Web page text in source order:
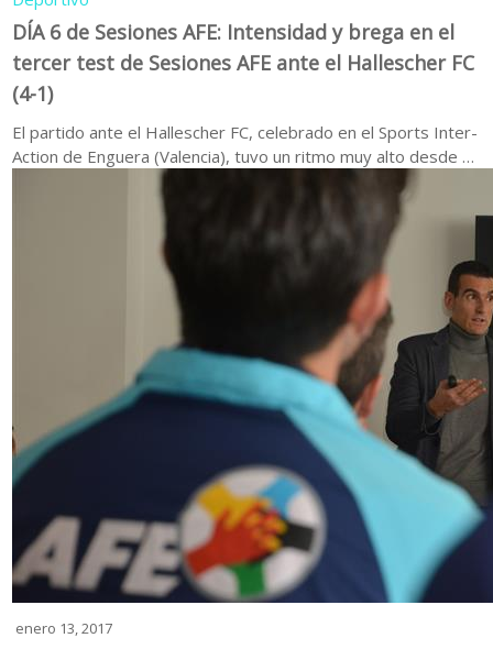
DÍA 6 de Sesiones AFE: Intensidad y brega en el
tercer test de Sesiones AFE ante el Hallescher FC
(4-1)
El partido ante el Hallescher FC, celebrado en el Sports Inter-
Action de Enguera (Valencia), tuvo un ritmo muy alto desde …
enero 13, 2017